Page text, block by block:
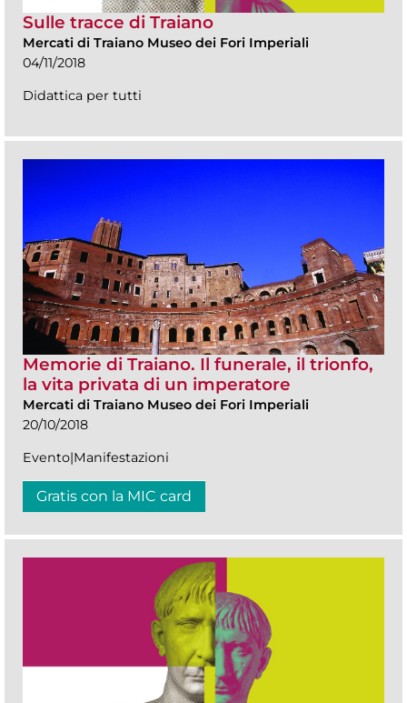
Sulle tracce di Traiano
Mercati di Traiano Museo dei Fori Imperiali
04/11/2018
Didattica per tutti
Memorie di Traiano. Il funerale, il trionfo,
la vita privata di un imperatore
Mercati di Traiano Museo dei Fori Imperiali
20/10/2018
Evento|Manifestazioni
Gratis con la MIC card